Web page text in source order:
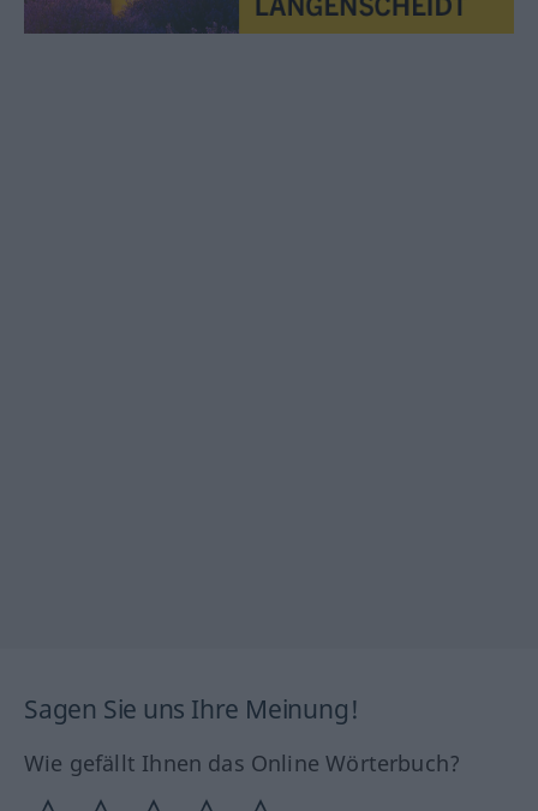
Sagen Sie uns Ihre Meinung!
Wie gefällt Ihnen das Online Wörterbuch?